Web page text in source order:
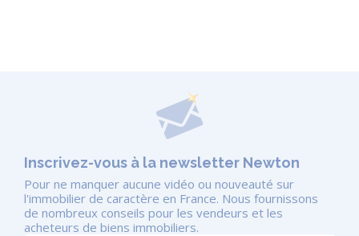
Inscrivez-vous à la newsletter Newton
Pour ne manquer aucune vidéo ou nouveauté sur
l'immobilier de caractère en France. Nous fournissons
de nombreux conseils pour les vendeurs et les
acheteurs de biens immobiliers.